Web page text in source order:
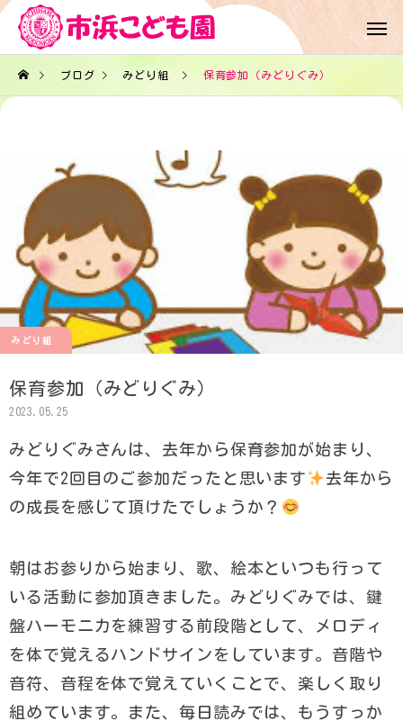
ブログ みどり組 保育参加（みどりぐみ）
みどり組
保育参加（みどりぐみ）
2023.05.25
みどりぐみさんは、去年から保育参加が始まり、
今年で2回目のご参加だったと思います
去年から
の成長を感じて頂けたでしょうか？
朝はお参りから始まり、歌、絵本といつも行って
いる活動に参加頂きました。みどりぐみでは、鍵
盤ハーモニカを練習する前段階として、メロディ
を体で覚えるハンドサインをしています。音階や
音符、音程を体で覚えていくことで、楽しく取り
組めています。また、毎日読みでは、もうすっか